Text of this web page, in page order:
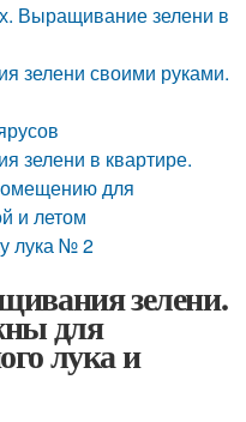
Выращивание зелени в
зелени своими руками.
зелени в квартире.
для
и летом
лука № 2
зелени.
для
лука и